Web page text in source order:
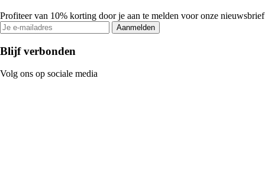
Profiteer van 10% korting door je aan te melden voor onze nieuwsbrief
Aanmelden
Blijf verbonden
Volg ons op sociale media